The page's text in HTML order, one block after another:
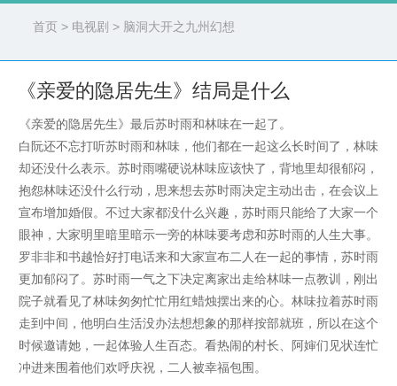
首页 > 电视剧 > 脑洞大开之九州幻想
《亲爱的隐居先生》结局是什么
《亲爱的隐居先生》最后苏时雨和林味在一起了。
白阮还不忘打听苏时雨和林味，他们都在一起这么长时间了，林味
却还没什么表示。苏时雨嘴硬说林味应该快了，背地里却很郁闷，
抱怨林味还没什么行动，思来想去苏时雨决定主动出击，在会议上
宣布增加婚假。不过大家都没什么兴趣，苏时雨只能给了大家一个
眼神，大家明里暗里暗示一旁的林味要考虑和苏时雨的人生大事。
罗非非和书越恰好打电话来和大家宣布二人在一起的事情，苏时雨
更加郁闷了。苏时雨一气之下决定离家出走给林味一点教训，刚出
院子就看见了林味匆匆忙忙用红蜡烛摆出来的心。林味拉着苏时雨
走到中间，他明白生活没办法想想象的那样按部就班，所以在这个
时候邀请她，一起体验人生百态。看热闹的村长、阿婶们见状连忙
冲进来围着他们欢呼庆祝，二人被幸福包围。